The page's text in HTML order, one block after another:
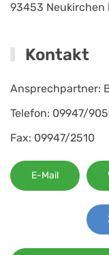
93453 Neukirchen
Kontakt
Ansprechpartner:
Telefon: 09947/
Fax: 09947/2510
E-Mail